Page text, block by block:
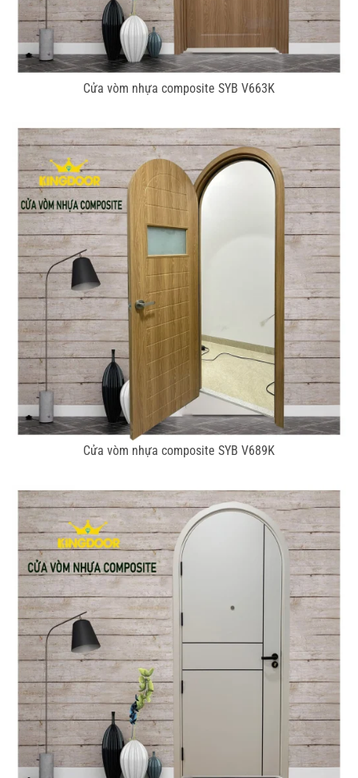
Cửa vòm nhựa composite SYB V663K
Cửa vòm nhựa composite SYB V689K